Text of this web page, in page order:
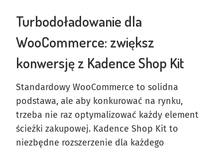
Turbodoładowanie dla
WooCommerce: zwiększ
konwersję z Kadence Shop Kit
Standardowy WooCommerce to solidna
podstawa, ale aby konkurować na rynku,
trzeba nie raz optymalizować każdy element
ścieżki zakupowej. Kadence Shop Kit to
niezbędne rozszerzenie dla każdego